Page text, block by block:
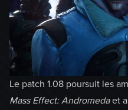
Le patch 1.08 poursuit les
Mass Effect: Andromedaet